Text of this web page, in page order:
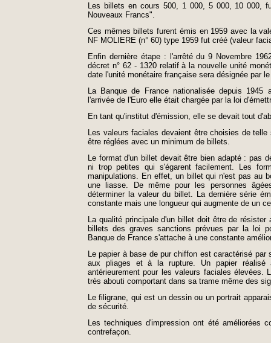
Les billets en cours 500, 1 000, 5 000, 10 000,
Nouveaux Francs".
Ces mêmes billets furent émis en 1959 avec la
NF MOLIERE (n° 60) type 1959 fut créé (valeur
Enfin dernière étape : l'arrêté du 9 Novembre
décret n° 62 - 1320 relatif à la nouvelle unité
date l'unité monétaire française sera désignée par
La Banque de France nationalisée depuis 1945
l'arrivée de l'Euro elle était chargée par la loi
En tant qu'institut d'émission, elle se devait tout
Les valeurs faciales devaient être choisies de
être réglées avec un minimum de billets.
Le format d'un billet devait être bien adapté : pas
ni trop petites qui s'égarent facilement. Les
manipulations. En effet, un billet qui n'est pas au
une liasse. De même pour les personnes
déterminer la valeur du billet. La dernière série
constante mais une longueur qui augmente de un
La qualité principale d'un billet doit être de
billets des graves sanctions prévues par la loi
Banque de France s'attache à une constante
Le papier à base de pur chiffon est caractérisé
aux pliages et à la rupture. Un papier
antérieurement pour les valeurs faciales élevées.
très abouti comportant dans sa trame même des
Le filigrane, qui est un dessin ou un portrait
de sécurité.
Les techniques d'impression ont été améliorées
contrefaçon.